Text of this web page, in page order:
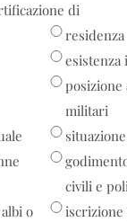
di
residenza
esistenza
posizione
militari
civili e
o
iscrizione